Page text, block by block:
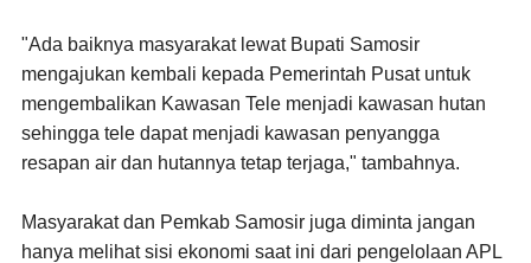
"Ada baiknya masyarakat lewat Bupati Samosir
mengajukan kembali kepada Pemerintah Pusat untuk
mengembalikan Kawasan Tele menjadi kawasan hutan
sehingga tele dapat menjadi kawasan penyangga
resapan air dan hutannya tetap terjaga," tambahnya.
Masyarakat dan Pemkab Samosir juga diminta jangan
hanya melihat sisi ekonomi saat ini dari pengelolaan APL